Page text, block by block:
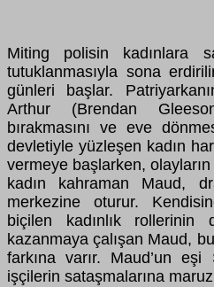
Miting polisin kadınlara
tutuklanmasıyla sona
günleri başlar.
Arthur (Brendan
bırakmasını ve eve
devletiyle yüzleşen kadın
vermeye başlarken,
kadın kahraman Maud,
merkezine oturur.
biçilen kadınlık rollerinin
kazanmaya çalışan Maud,
farkına varır. Maud’un
işçilerin sataşmalarına maruz